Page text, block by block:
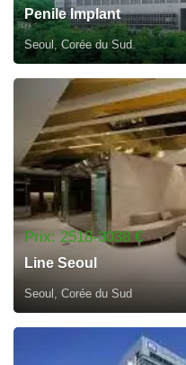
Penile Implant
Seoul, Corée du Sud
Prix: 2518-3038 €
Line Seoul
Seoul, Corée du Sud